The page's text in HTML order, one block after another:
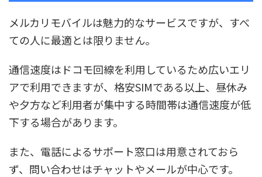
メルカリモバイルは魅力的なサービスですが、すべ
ての人に最適とは限りません。
通信速度はドコモ回線を利用しているため広いエリ
アで利用できますが、格安SIMである以上、昼休み
や夕方など利用者が集中する時間帯は通信速度が低
下する場合があります。
また、電話によるサポート窓口は用意されておら
ず、問い合わせはチャットやメールが中心です。